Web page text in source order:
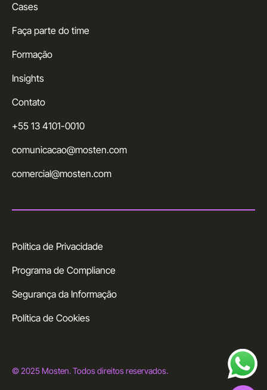
+55 13 4101-0010
comunicacao@mosten.com
comercial@mosten.com
Política de Privacidade
Programa de Compliance
Segurança da Informação
Política de Cookies
© 2025 Mosten. Todos direitos reservados.
Cases
Faça parte do time
Formação
Insights
Contato